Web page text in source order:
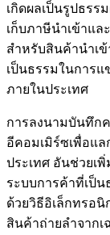
เกิดผลเป็นรูปธร
เก็บภาษีนำเข้าแล
สำหรับสินค้านำเข้
เป็นธรรมในการ
ภายในประเทศ
การลงนามบันทึก
อีคอมเมิร์ซเพื่อแ
ประเทศ อันช่วยเ
ระบบการค้าที่เป็
ด้วยวิธีอิเล็กทรอนิ
สินค้าถ่ายลำจากเ